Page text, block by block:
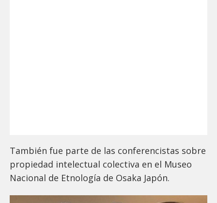
También fue parte de las conferencistas sobre
propiedad intelectual colectiva en el Museo
Nacional de Etnología de Osaka Japón.